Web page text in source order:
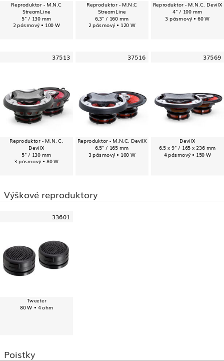
Reproduktor - M.N.C
StreamLine
5" / 130 mm
2 pásmový • 100 W
Reproduktor - M.N.C
StreamLine
6,3" / 160 mm
2 pásmový • 120 W
Reproduktor - M.N.C. DevilX
4" / 100 mm
3 pásmový • 60 W
37513
Reproduktor - M.N. C.
DevilX
5" / 130 mm
3 pásmový • 80 W
37516
Reproduktor - M.N.C. DevilX
6,5" / 165 mm
3 pásmový • 100 W
37569
DevilX
6,5 x 9" / 165 x 236 mm
4 pásmový • 150 W
Výškové reproduktory
33601
Tweeter
80 W • 4 ohm
Poistky